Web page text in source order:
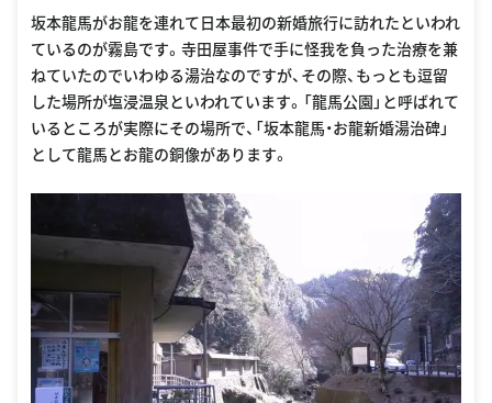
坂本龍馬がお龍を連れて日本最初の新婚旅行に訪れたといわれ
ているのが霧島です。寺田屋事件で手に怪我を負った治療を兼
ねていたのでいわゆる湯治なのですが、その際、もっとも逗留
した場所が塩浸温泉といわれています。「龍馬公園」と呼ばれて
いるところが実際にその場所で、「坂本龍馬・お龍新婚湯治碑」
として龍馬とお龍の銅像があります。